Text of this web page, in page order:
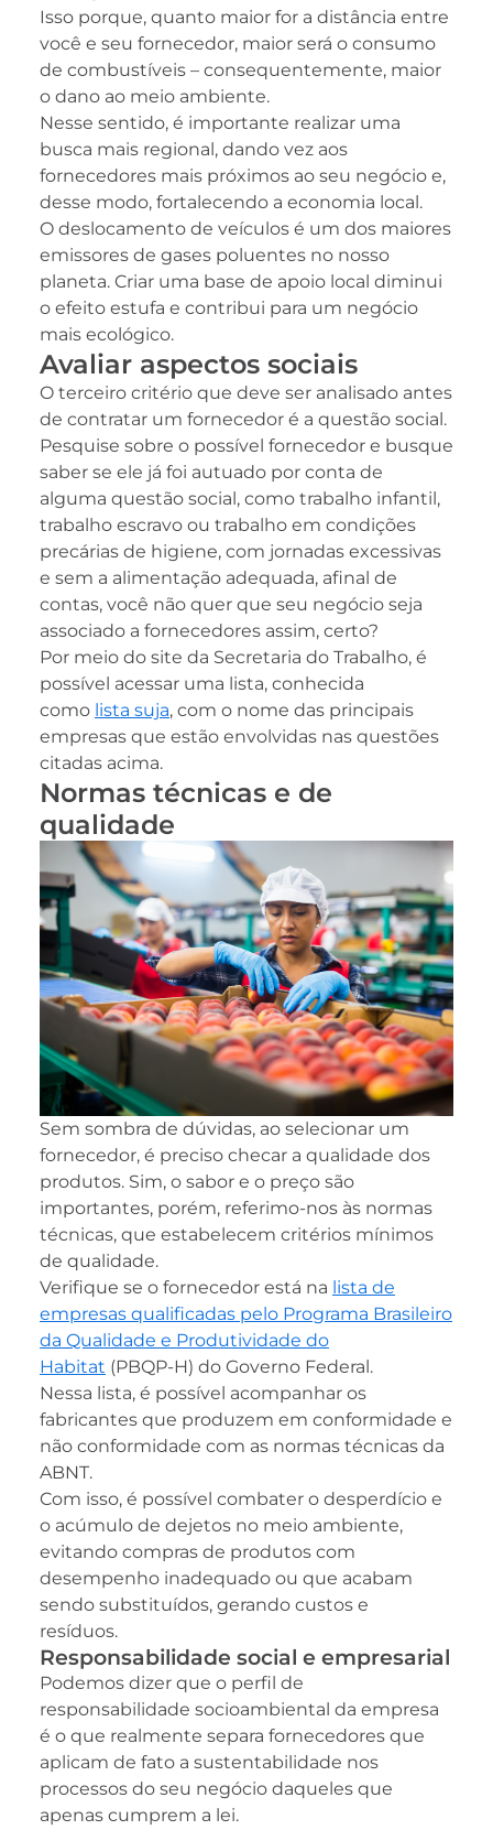
Isso porque, quanto maior for a distância entre
você e seu fornecedor, maior será o consumo
de combustíveis – consequentemente, maior
o dano ao meio ambiente.
Nesse sentido, é importante realizar uma
busca mais regional, dando vez aos
fornecedores mais próximos ao seu negócio e,
desse modo, fortalecendo a economia local.
O deslocamento de veículos é um dos maiores
emissores de gases poluentes no nosso
planeta. Criar uma base de apoio local diminui
o efeito estufa e contribui para um negócio
mais ecológico.
Avaliar aspectos sociais
O terceiro critério que deve ser analisado antes
de contratar um fornecedor é a questão social.
Pesquise sobre o possível fornecedor e busque
saber se ele já foi autuado por conta de
alguma questão social, como trabalho infantil,
trabalho escravo ou trabalho em condições
precárias de higiene, com jornadas excessivas
e sem a alimentação adequada, afinal de
contas, você não quer que seu negócio seja
associado a fornecedores assim, certo?
Por meio do site da Secretaria do Trabalho, é
possível acessar uma lista, conhecida
como lista suja, com o nome das principais
empresas que estão envolvidas nas questões
citadas acima.
Normas técnicas e de
qualidade
Sem sombra de dúvidas, ao selecionar um
fornecedor, é preciso checar a qualidade dos
produtos. Sim, o sabor e o preço são
importantes, porém, referimo-nos às normas
técnicas, que estabelecem critérios mínimos
de qualidade.
Verifique se o fornecedor está na lista de
empresas qualificadas pelo Programa Brasileiro
da Qualidade e Produtividade do
Habitat (PBQP-H) do Governo Federal.
Nessa lista, é possível acompanhar os
fabricantes que produzem em conformidade e
não conformidade com as normas técnicas da
ABNT.
Com isso, é possível combater o desperdício e
o acúmulo de dejetos no meio ambiente,
evitando compras de produtos com
desempenho inadequado ou que acabam
sendo substituídos, gerando custos e
resíduos.
Responsabilidade social e empresarial
Podemos dizer que o perfil de
responsabilidade socioambiental da empresa
é o que realmente separa fornecedores que
aplicam de fato a sustentabilidade nos
processos do seu negócio daqueles que
apenas cumprem a lei.